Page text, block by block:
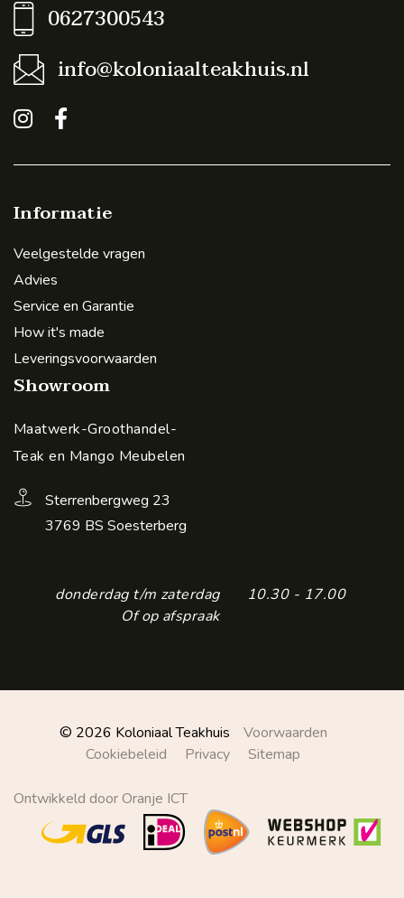
0627300543
info@koloniaalteakhuis.nl
Informatie
Veelgestelde vragen
Advies
Service en Garantie
How it's made
Leveringsvoorwaarden
Showroom
Maatwerk-Groothandel-
Teak en Mango Meubelen
Sterrenbergweg 23
3769 BS Soesterberg
donderdag t/m zaterdag
10.30 - 17.00
Of op afspraak
© 2026 Koloniaal Teakhuis
Voorwaarden
Cookiebeleid
Privacy Sitemap
Ontwikkeld door Oranje ICT